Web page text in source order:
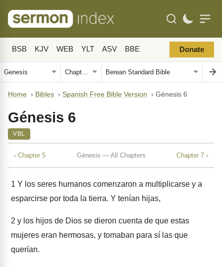
BSB KJV WEB YLT ASV BBE Donate
Home › Bibles › Spanish Free Bible Version › Génesis 6
Génesis 6
VBL
‹ Chapter 5 Génesis — All Chapters Chapter 7 ›
1 Y los seres humanos comenzaron a multiplicarse y a
esparcirse por toda la tierra. Y tenían hijas,
2 y los hijos de Dios se dieron cuenta de que estas
mujeres eran hermosas, y tomaban para sí las que
querían.